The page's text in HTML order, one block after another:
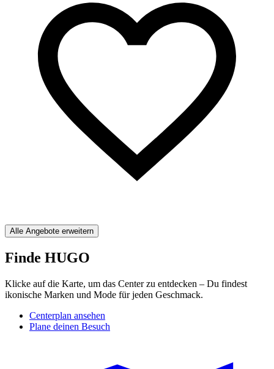
Alle Angebote erweitern
Finde HUGO
Klicke auf die Karte, um das Center zu entdecken – Du findest
ikonische Marken und Mode für jeden Geschmack.
Centerplan ansehen
Plane deinen Besuch